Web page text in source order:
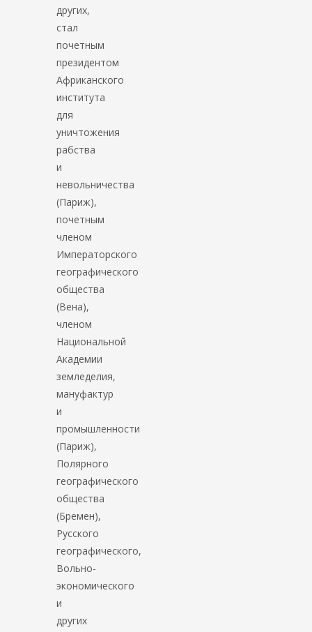
других,
стал
почетным
президентом
Африканского
института
для
уничтожения
рабства
и
невольничества
(Париж),
почетным
членом
Императорского
географического
общества
(Вена),
членом
Национальной
Академии
земледелия,
мануфактур
и
промышленности
(Париж),
Полярного
географического
общества
(Бремен),
Русского
географического,
Вольно-
экономического
и
других